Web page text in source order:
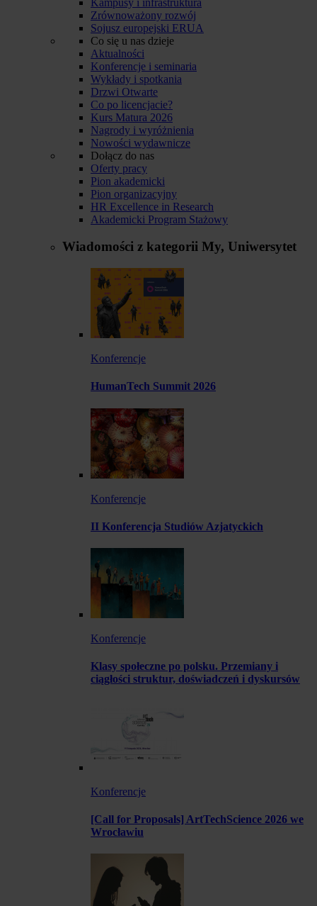
Zrównoważony rozwój
Sojusz europejski ERUA
Co się u nas dzieje
Aktualności
Konferencje i seminaria
Wykłady i spotkania
Drzwi Otwarte
Co po licencjacie?
Kurs Matura 2026
Nagrody i wyróżnienia
Nowości wydawnicze
Dołącz do nas
Oferty pracy
Pion akademicki
Pion organizacyjny
HR Excellence in Research
Akademicki Program Stażowy
Wiadomości z kategorii My, Uniwersytet
Konferencje
HumanTech Summit 2026
Konferencje
II Konferencja Studiów Azjatyckich
Konferencje
Klasy społeczne po polsku. Przemiany i
ciągłości struktur, doświadczeń i dyskursów
Konferencje
[Call for Proposals] ArtTechScience 2026 we
Wrocławiu